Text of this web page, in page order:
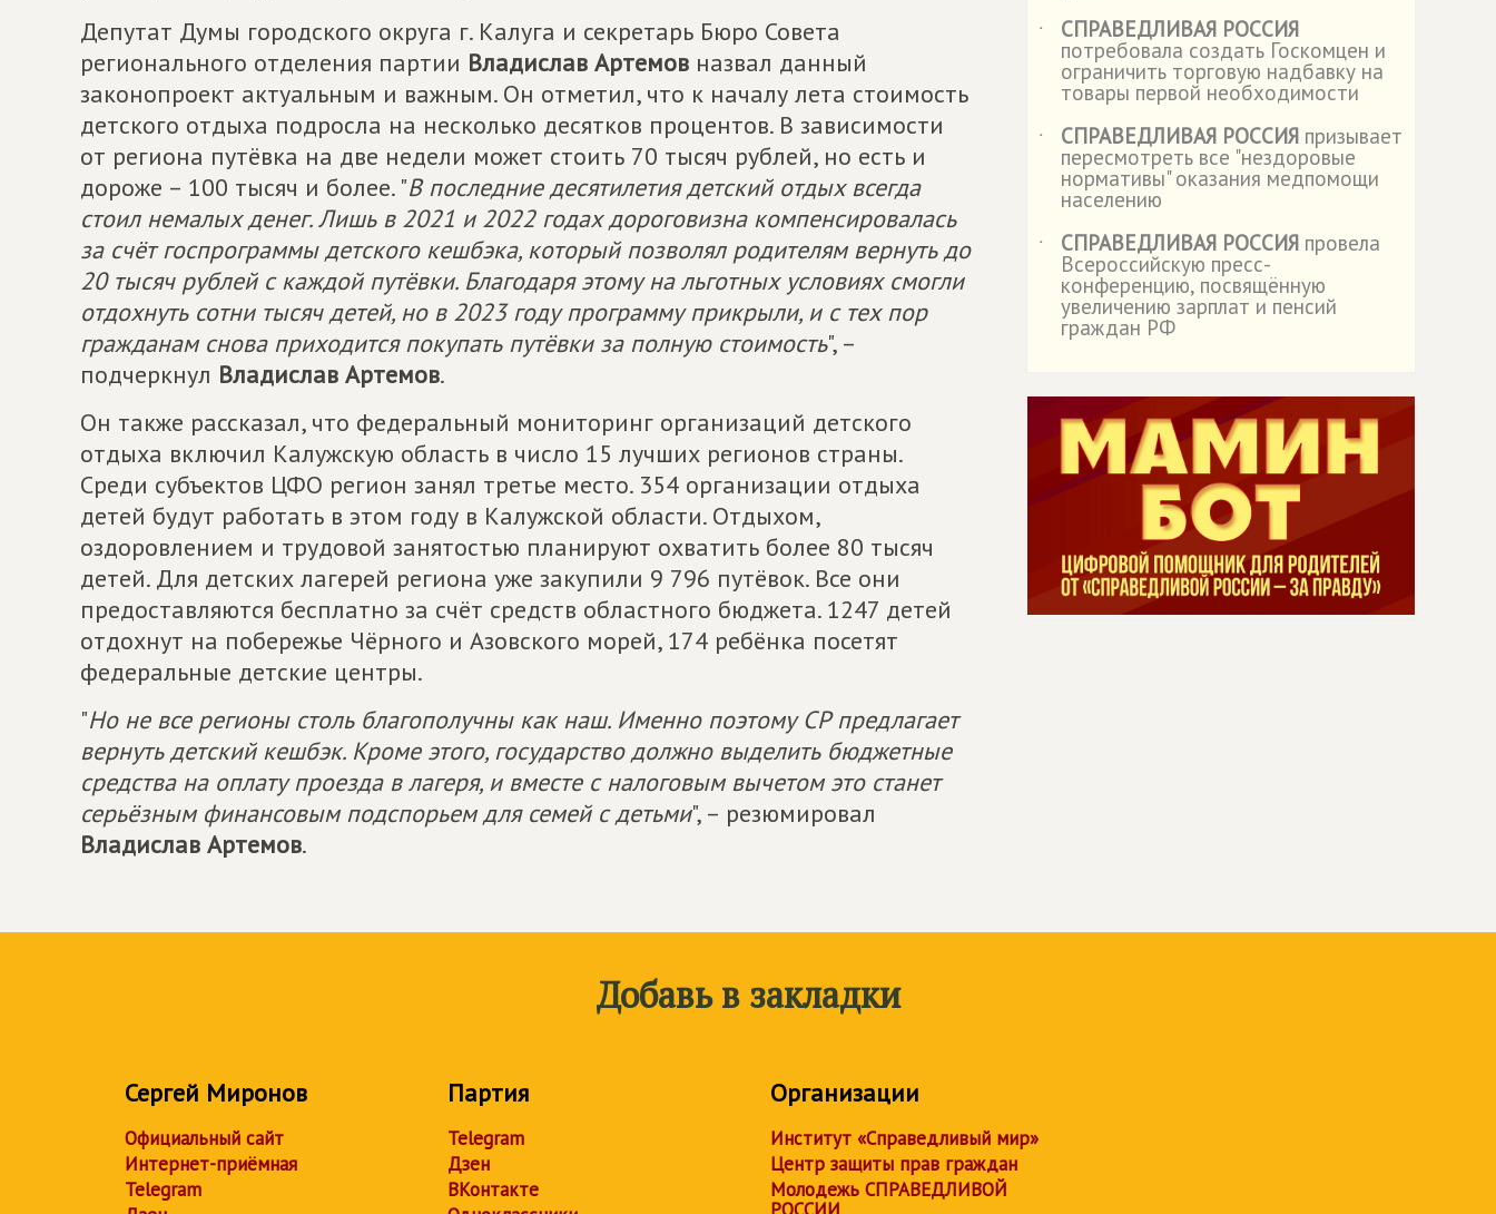
Депутат Думы городского округа г. Калуга и секретарь Бюро Совета
регионального отделения партии Владислав Артемов назвал данный
законопроект актуальным и важным. Он отметил, что к началу лета стоимость
детского отдыха подросла на несколько десятков процентов. В зависимости
от региона путёвка на две недели может стоить 70 тысяч рублей, но есть и
дороже – 100 тысяч и более. "В последние десятилетия детский отдых всегда
стоил немалых денег. Лишь в 2021 и 2022 годах дороговизна компенсировалась
за счёт госпрограммы детского кешбэка, который позволял родителям вернуть до
20 тысяч рублей с каждой путёвки. Благодаря этому на льготных условиях смогли
отдохнуть сотни тысяч детей, но в 2023 году программу прикрыли, и с тех пор
гражданам снова приходится покупать путёвки за полную стоимость", –
подчеркнул Владислав Артемов.
Он также рассказал, что федеральный мониторинг организаций детского
отдыха включил Калужскую область в число 15 лучших регионов страны.
Среди субъектов ЦФО регион занял третье место. 354 организации отдыха
детей будут работать в этом году в Калужской области. Отдыхом,
оздоровлением и трудовой занятостью планируют охватить более 80 тысяч
детей. Для детских лагерей региона уже закупили 9 796 путёвок. Все они
предоставляются бесплатно за счёт средств областного бюджета. 1247 детей
отдохнут на побережье Чёрного и Азовского морей, 174 ребёнка посетят
федеральные детские центры.
"Но не все регионы столь благополучны как наш. Именно поэтому СР предлагает
вернуть детский кешбэк. Кроме этого, государство должно выделить бюджетные
средства на оплату проезда в лагеря, и вместе с налоговым вычетом это станет
серьёзным финансовым подспорьем для семей с детьми", – резюмировал
Владислав Артемов.
˙
СПРАВЕДЛИВАЯ РОССИЯ
потребовала создать Госкомцен и
ограничить торговую надбавку на
товары первой необходимости
˙
СПРАВЕДЛИВАЯ РОССИЯ призывает
пересмотреть все "нездоровые
нормативы" оказания медпомощи
населению
˙
СПРАВЕДЛИВАЯ РОССИЯ провела
Всероссийскую пресс-
конференцию, посвящённую
увеличению зарплат и пенсий
граждан РФ
Добавь в закладки
Сергей Миронов
Официальный сайт
Интернет-приёмная
Telegram
Партия
Telegram
Дзен
ВКонтакте
Организации
Институт «Справедливый мир»
Центр защиты прав граждан
Молодежь СПРАВЕДЛИВОЙ